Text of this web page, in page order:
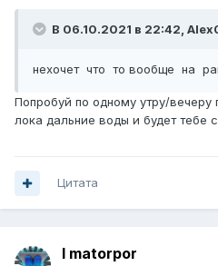
В 06.10.2021 в 22:42,
нехочет что то вообще на
Попробуй по одному утру/
лока дальние воды и будет тебе
Цитата
I matorpor